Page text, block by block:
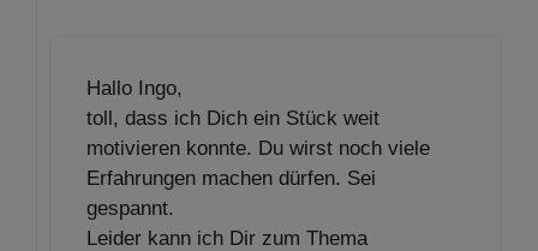
Hallo Ingo,
toll, dass ich Dich ein Stück weit
motivieren konnte. Du wirst noch viele
Erfahrungen machen dürfen. Sei
gespannt.
Leider kann ich Dir zum Thema